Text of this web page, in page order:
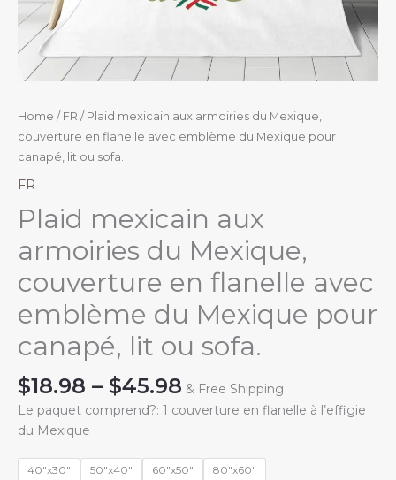
Home / FR / Plaid mexicain aux armoiries du Mexique,
couverture en flanelle avec emblème du Mexique pour
canapé, lit ou sofa.
FR
Plaid mexicain aux
armoiries du Mexique,
couverture en flanelle avec
emblème du Mexique pour
canapé, lit ou sofa.
$18.98 – $45.98 Price
range:
$45.98
& Free Shipping
Le paquet comprend?: 1 couverture en flanelle à l’effigie
du Mexique
40"x30" 50"x40" 60"x50" 80"x60"